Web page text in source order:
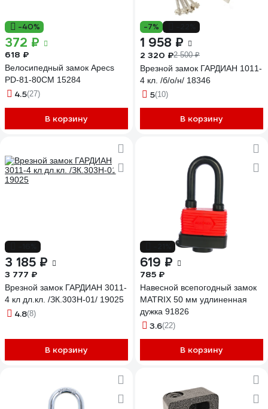
-40%
372 ₽
618 ₽
Велосипедный замок Apecs
PD-81-80CM 15284
4.5(27)
В корзину
-7%
1 958 ₽
2 320 ₽2 500 ₽
Врезной замок ГАРДИАН 1011-
4 кл. /б/о/н/ 18346
5(10)
В корзину
3 185 ₽
3 777 ₽
Врезной замок ГАРДИАН 3011-
4 кл дл.кл. /ЗК.303Н-01/ 19025
4.8(8)
В корзину
619 ₽
785 ₽
Навесной всепогодный замок
MATRIX 50 мм удлиненная
дужка 91826
3.6(22)
В корзину